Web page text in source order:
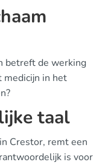
betreft de werking
medicijn in het
taal
Crestor, remt een
is voor